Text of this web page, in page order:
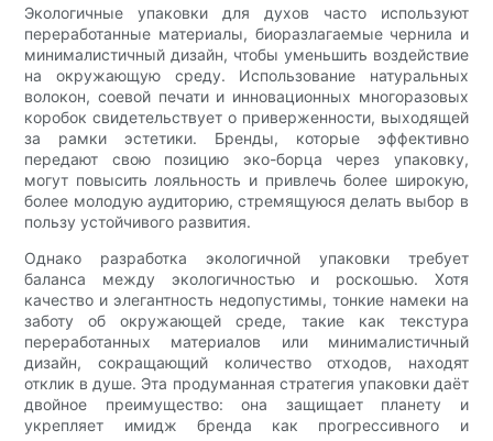
Экологичные упаковки для духов часто используют
переработанные материалы, биоразлагаемые чернила и
минималистичный дизайн, чтобы уменьшить воздействие
на окружающую среду. Использование натуральных
волокон, соевой печати и инновационных многоразовых
коробок свидетельствует о приверженности, выходящей
за рамки эстетики. Бренды, которые эффективно
передают свою позицию эко-борца через упаковку,
могут повысить лояльность и привлечь более широкую,
более молодую аудиторию, стремящуюся делать выбор в
пользу устойчивого развития.
Однако разработка экологичной упаковки требует
баланса между экологичностью и роскошью. Хотя
качество и элегантность недопустимы, тонкие намеки на
заботу об окружающей среде, такие как текстура
переработанных материалов или минималистичный
дизайн, сокращающий количество отходов, находят
отклик в душе. Эта продуманная стратегия упаковки даёт
двойное преимущество: она защищает планету и
укрепляет имидж бренда как прогрессивного и